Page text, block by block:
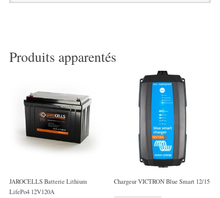
Produits apparentés
JAROCELLS Batterie Lithium
LifePo4 12V120A
Chargeur VICTRON Blue Smart 12/15